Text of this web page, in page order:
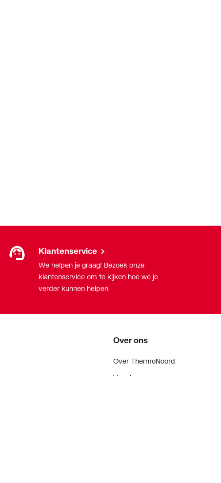
Klantenservice
We helpen je graag! Bezoek onze
klantenservice om te kijken hoe we je
verder kunnen helpen
Over ons
Over ThermoNoord
Vacatures